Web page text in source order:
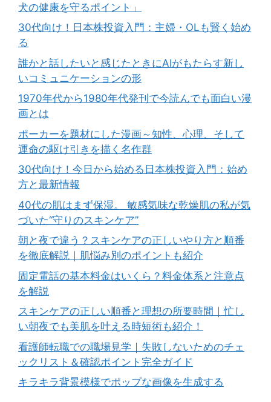
犬の健康を守るポイント」
30代向け！日本株投資入門：主婦・OLも賢く始め
る
誰かと話したいと感じたときにAIがもたらす新し
いコミュニケーションの形
1970年代から1980年代発刊で今読んでも面白い漫
画とは
ポーカーを題材にした漫画～知性、心理、そして
運命の駆け引きを描く名作群
30代向け！今日から始める日本株投資入門：始め
方と最新情報
40代の肌はまず保湿。 敏感気味な乾燥肌の私が気
づいた“守りのスキンケア”
朝と夜で違う？スキンケアの正しいやり方と順番
を徹底解説｜肌悩み別のポイントも紹介
固定電話の基本料金はいくら？料金体系と注意点
を解説
スキンケアの正しい順番と理想の所要時間｜忙し
い朝夜でも美肌を叶える時短術も紹介！
看護師転職での職場見学｜失敗しないためのチェ
ックリスト＆確認ポイント完全ガイド
キラキラ背景模様でポップな画像を生成する